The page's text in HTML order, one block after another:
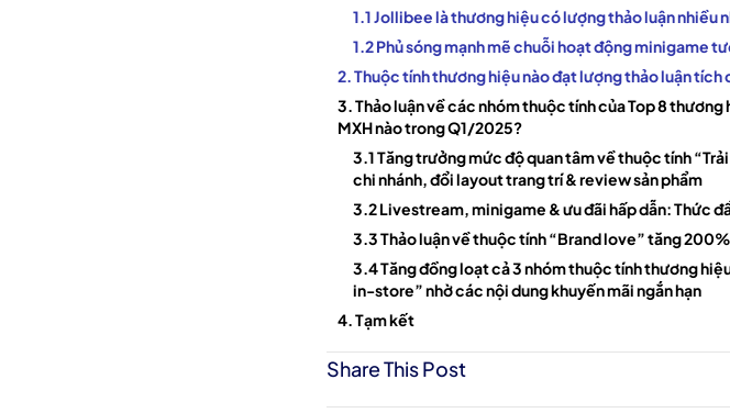
1.1 Jollibee là thương hiệu có lượng thảo luận nhiều
1.2 Phủ sóng mạnh mẽ chuỗi hoạt động minigame
2. Thuộc tính thương hiệu nào đạt lượng thảo luận
3. Thảo luận về các nhóm thuộc tính của Top 8
MXH nào trong Q1/2025?
3.1 Tăng trưởng mức độ quan tâm về thuộc tính
chi nhánh, đổi layout trang trí & review sản phẩm
3.2 Livestream, minigame & ưu đãi hấp dẫn: Thức
3.3 Thảo luận về thuộc tính “Brand love” tăng
3.4 Tăng đồng loạt cả 3 nhóm thuộc tính thương
in-store” nhờ các nội dung khuyến mãi ngắn hạn
4. Tạm kết
Share This Post